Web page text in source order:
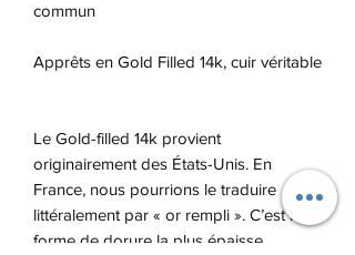
commun
Apprêts en Gold Filled 14k, cuir véritable
Le Gold-filled 14k provient
originairement des États-Unis. En
France, nous pourrions le traduire
littéralement par « or rempli ». C’est la
forme de dorure la plus épaisse.